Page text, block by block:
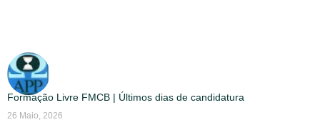
Formação Livre FMCB | Últimos dias de candidatura
26 Maio, 2026